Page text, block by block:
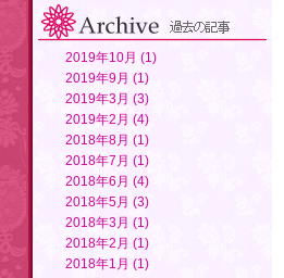
2019年10月 (1)
2019年9月 (1)
2019年3月 (3)
2019年2月 (4)
2018年8月 (1)
2018年7月 (1)
2018年6月 (4)
2018年5月 (3)
2018年3月 (1)
2018年2月 (1)
2018年1月 (1)